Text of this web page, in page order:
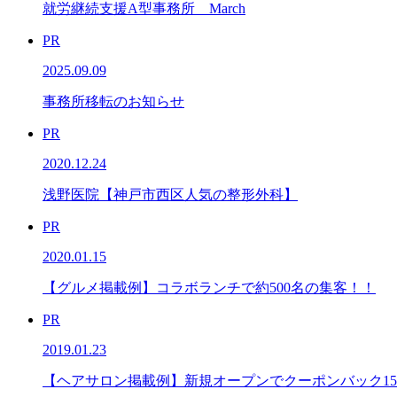
就労継続支援A型事務所 March
PR
2025.09.09
事務所移転のお知らせ
PR
2020.12.24
浅野医院【神戸市西区人気の整形外科】
PR
2020.01.15
【グルメ掲載例】コラボランチで約500名の集客！！
PR
2019.01.23
【ヘアサロン掲載例】新規オープンでクーポンバック